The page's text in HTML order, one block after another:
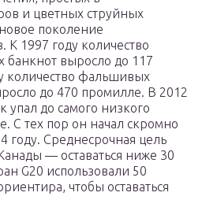
и цветных струйных
поколение
1997 году количество
выросло до 117
количество фальшивых
до 470 промилле. В 2012
упал до самого низкого
С тех пор он начал скромно
году. Среднесрочная цель
— оставаться ниже 30
G20 использовали 50
чтобы оставаться